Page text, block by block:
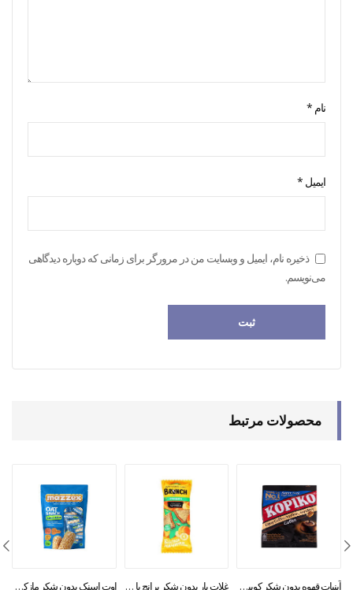
نام *
ایمیل *
ذخیره نام، ایمیل و وبسایت من در مرورگر برای زمانی که دوباره دیدگاهی
می‌نویسم.
محصولات مرتبط
آبنبات قهوه بدون شکر کوپیکو ۷۵ گرمی
غلات بار بدون شکر برانچ با کرم زرد آلو ۵۶ گرمی اوت اسنک بدون شکر مازکس ۱۲۰ گرمی